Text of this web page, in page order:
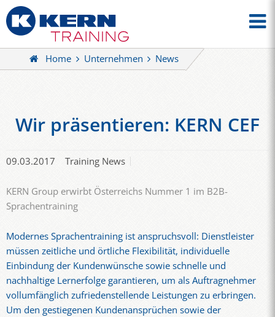
Home Unternehmen News
Wir präsentieren: KERN CEF
09.03.2017 Training News
KERN Group erwirbt Österreichs Nummer 1 im B2B-
Sprachentraining
Modernes Sprachentraining ist anspruchsvoll: Dienstleister
müssen zeitliche und örtliche Flexibilität, individuelle
Einbindung der Kundenwünsche sowie schnelle und
nachhaltige Lernerfolge garantieren, um als Auftragnehmer
vollumfänglich zufriedenstellende Leistungen zu erbringen.
Um den gestiegenen Kundenansprüchen sowie der